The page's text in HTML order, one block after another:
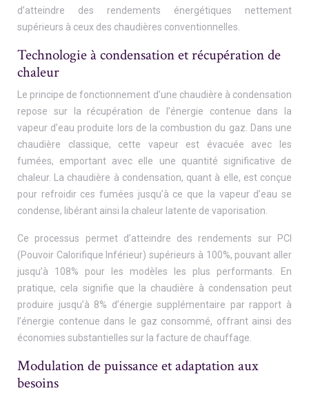
d’atteindre des rendements énergétiques nettement
supérieurs à ceux des chaudières conventionnelles.
Technologie à condensation et récupération de
chaleur
Le principe de fonctionnement d’une chaudière à condensation
repose sur la récupération de l’énergie contenue dans la
vapeur d’eau produite lors de la combustion du gaz. Dans une
chaudière classique, cette vapeur est évacuée avec les
fumées, emportant avec elle une quantité significative de
chaleur. La chaudière à condensation, quant à elle, est conçue
pour refroidir ces fumées jusqu’à ce que la vapeur d’eau se
condense, libérant ainsi la chaleur latente de vaporisation.
Ce processus permet d’atteindre des rendements sur PCI
(Pouvoir Calorifique Inférieur) supérieurs à 100%, pouvant aller
jusqu’à 108% pour les modèles les plus performants. En
pratique, cela signifie que la chaudière à condensation peut
produire jusqu’à 8% d’énergie supplémentaire par rapport à
l’énergie contenue dans le gaz consommé, offrant ainsi des
économies substantielles sur la facture de chauffage.
Modulation de puissance et adaptation aux
besoins